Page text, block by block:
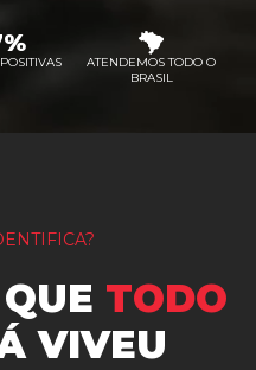
ATENDEMOS TODO O
BRASIL
TODO
VIVEU